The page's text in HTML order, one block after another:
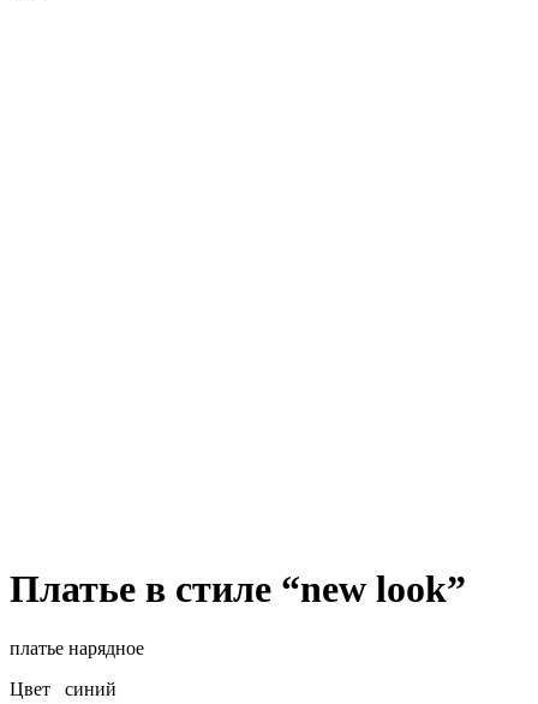
Платье в стиле “new look”
платье нарядное
Цвет синий